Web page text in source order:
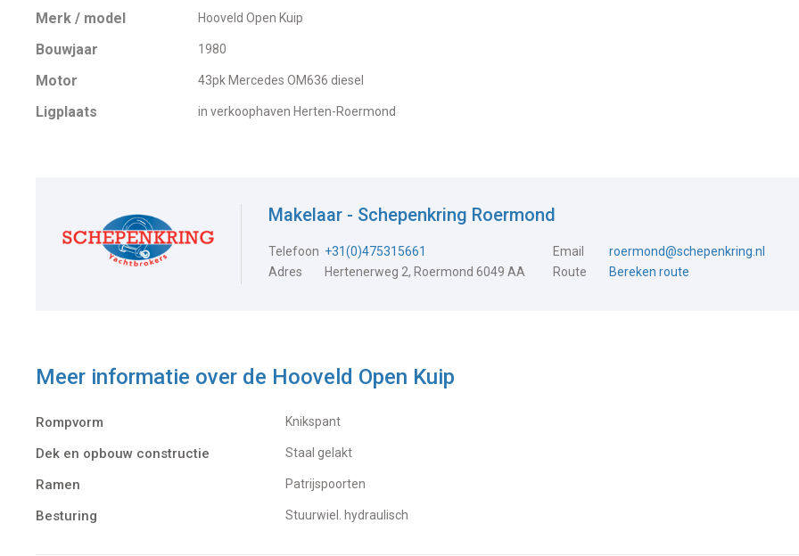
Merk / model Hooveld Open Kuip
Bouwjaar 1980
Motor 43pk Mercedes OM636 diesel
Ligplaats in verkoophaven Herten-Roermond
Makelaar - Schepenkring Roermond
Telefoon +31(0)475315661 Email
roermond@schepenkring.nl
Adres
Hertenerweg 2, Roermond 6049 AA Route Bereken route
Meer informatie over de Hooveld Open Kuip
Rompvorm Knikspant
Dek en opbouw constructie Staal gelakt
Ramen Patrijspoorten
Besturing Stuurwiel. hydraulisch